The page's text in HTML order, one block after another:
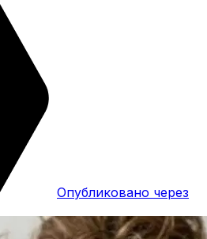
Опубликовано через